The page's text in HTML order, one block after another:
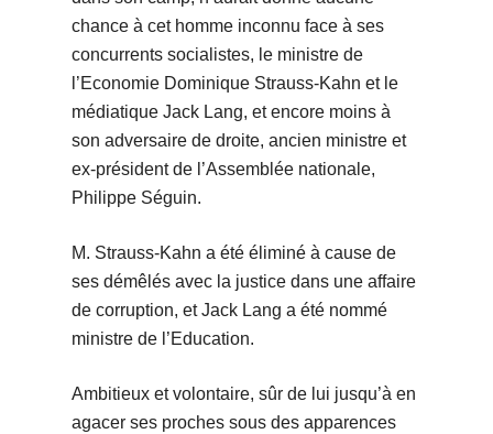
chance à cet homme inconnu face à ses
concurrents socialistes, le ministre de
l’Economie Dominique Strauss-Kahn et le
médiatique Jack Lang, et encore moins à
son adversaire de droite, ancien ministre et
ex-président de l’Assemblée nationale,
Philippe Séguin.
M. Strauss-Kahn a été éliminé à cause de
ses démêlés avec la justice dans une affaire
de corruption, et Jack Lang a été nommé
ministre de l’Education.
Ambitieux et volontaire, sûr de lui jusqu’à en
agacer ses proches sous des apparences